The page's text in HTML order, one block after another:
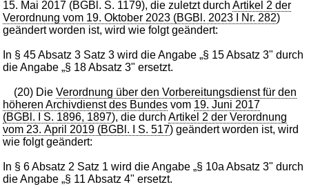
15. Mai 2017 (BGBl. S. 1179), die zuletzt durchArtikel 2 der
Verordnung vom 19. Oktober 2023 (BGBl. 2023 I Nr. 282)
geändert worden ist, wird wie folgt geändert:
In § 45 Absatz 3 Satz 3 wird die Angabe „§ 15 Absatz 3" durch
die Angabe „§ 18 Absatz 3" ersetzt.
(20) DieVerordnung über den Vorbereitungsdienst für den
höheren Archivdienst des Bundes vom 19. Juni 2017
(BGBl. I S. 1896, 1897), die durchArtikel 2 der Verordnung
vom 23. April 2019 (BGBl. I S. 517) geändert worden ist, wird
wie folgt geändert:
In § 6 Absatz 2 Satz 1 wird die Angabe „§ 10a Absatz 3" durch
die Angabe „§ 11 Absatz 4" ersetzt.